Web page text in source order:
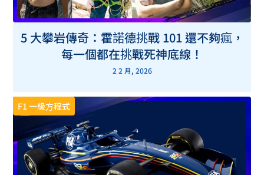
5 大攀岩傳奇：霍諾德挑戰 101 還不夠瘋，
每一個都在挑戰死神底線！
2 2 月, 2026
F1 一級方程式